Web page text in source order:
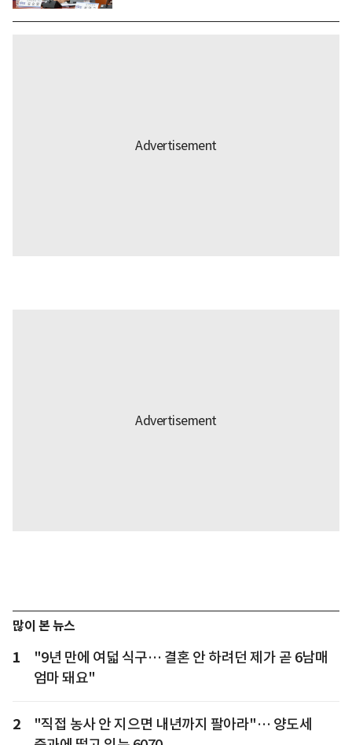
많이 본 뉴스
1
"9년 만에 여덟 식구… 결혼 안 하려던 제가 곧 6남매
엄마 돼요"
2
"직접 농사 안 지으면 내년까지 팔아라"… 양도세